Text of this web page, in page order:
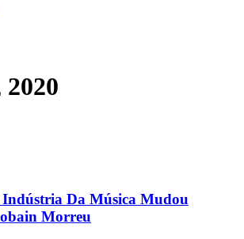
Da Música Mudou
Morreu